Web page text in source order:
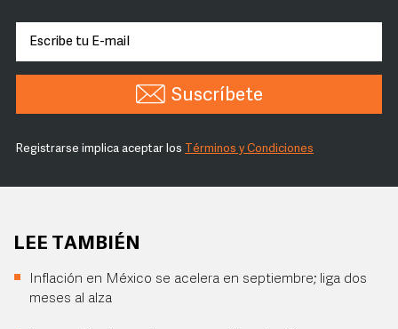
Suscríbete
Registrarse implica aceptar los Términos y Condiciones
LEE TAMBIÉN
Inflación en México se acelera en septiembre; liga dos
meses al alza